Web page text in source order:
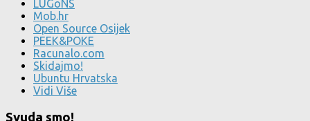
LUGoNS
Mob.hr
Open Source Osijek
PEEK&POKE
Racunalo.com
Skidajmo!
Ubuntu Hrvatska
Vidi Više
Svuda smo!